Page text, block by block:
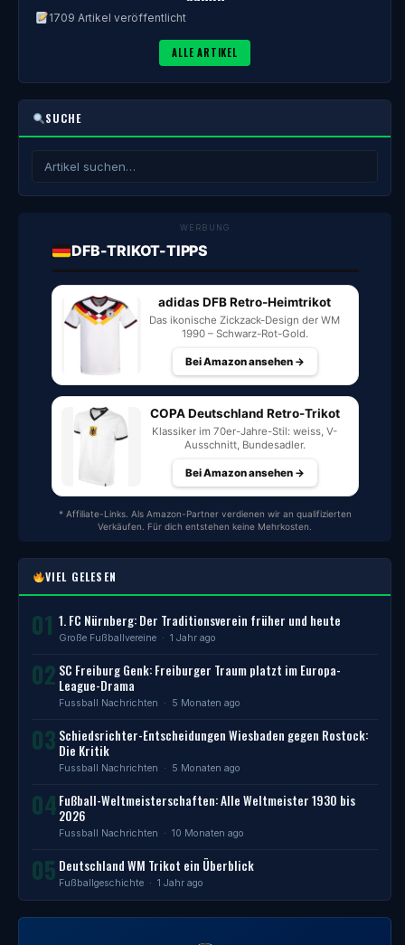
1709 Artikel veröffentlicht
ALLE ARTIKEL
SUCHE
WERBUNG
DFB-TRIKOT-TIPPS
adidas DFB Retro-Heimtrikot
Das ikonische Zickzack-Design der WM
1990 – Schwarz-Rot-Gold.
Bei Amazon ansehen →
COPA Deutschland Retro-Trikot
Klassiker im 70er-Jahre-Stil: weiss, V-
Ausschnitt, Bundesadler.
Bei Amazon ansehen →
* Affiliate-Links. Als Amazon-Partner verdienen wir an qualifizierten
Verkäufen. Für dich entstehen keine Mehrkosten.
VIEL GELESEN
01 1. FC Nürnberg: Der Traditionsverein früher und heute
Große Fußballvereine · 1 Jahr ago
02 SC Freiburg Genk: Freiburger Traum platzt im Europa-
League-Drama
Fussball Nachrichten · 5 Monaten ago
03 Schiedsrichter-Entscheidungen Wiesbaden gegen Rostock:
Die Kritik
Fussball Nachrichten · 5 Monaten ago
04 Fußball-Weltmeisterschaften: Alle Weltmeister 1930 bis
2026
Fussball Nachrichten · 10 Monaten ago
05 Deutschland WM Trikot ein Überblick
Fußballgeschichte · 1 Jahr ago